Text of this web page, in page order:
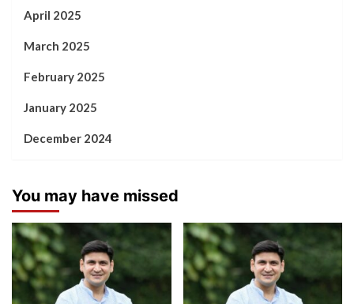
April 2025
March 2025
February 2025
January 2025
December 2024
You may have missed